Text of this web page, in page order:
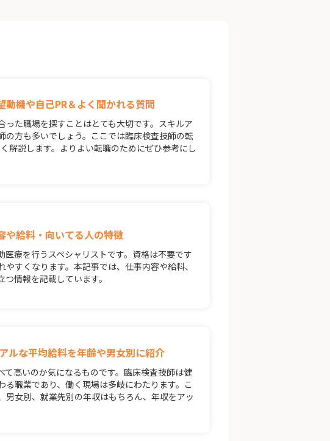
機や自己PR＆よく聞かれる質問
た職場を探すことはとても大切です。スキルア
方も多いでしょう。ここでは臨床検査技師の転
解説します。よりよい転職のためにぜひ参考にし
や給料・向いてる人の特徴
療を行うスペシャリストです。資格は不要です
すくなります。本記事では、仕事内容や給料、
情報を記載しています。
ルな平均給料を年齢や男女別に紹介
高いのか気になるものです。臨床検査技師は健
職業であり、働く現場は多岐にわたります。こ
女別、就業先別の年収はもちろん、年収をアッ